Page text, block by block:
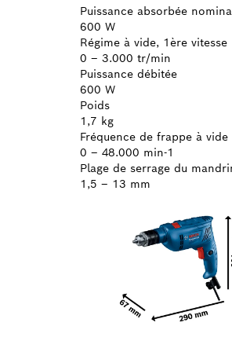
Puissance absorbée
600 W
Régime à vide, 1ère vitesse
0 – 3.000 tr/min
Puissance débitée
600 W
Poids
1,7 kg
Fréquence de frappe à vide
0 – 48.000 min-1
Plage de serrage du
1,5 – 13 mm